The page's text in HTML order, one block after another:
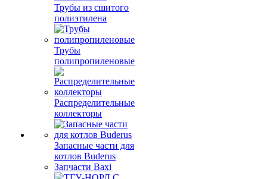
Трубы из сшитого
полиэтилена
Трубы
полипропиленовые
Распределительные
коллекторы
Запасные части для
котлов Buderus
Запчасти Baxi